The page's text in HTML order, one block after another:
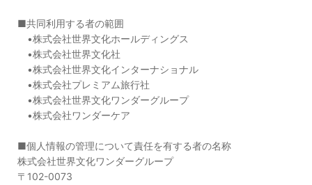
■共同利用する者の範囲
•株式会社世界文化ホールディングス
•株式会社世界文化社
•株式会社世界文化インターナショナル
•株式会社プレミアム旅行社
•株式会社世界文化ワンダーグループ
•株式会社ワンダーケア
■個人情報の管理について責任を有する者の名称
株式会社世界文化ワンダーグループ
〒102-0073